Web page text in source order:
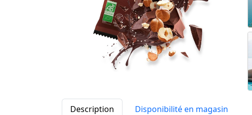
Description Disponibilité en magasin